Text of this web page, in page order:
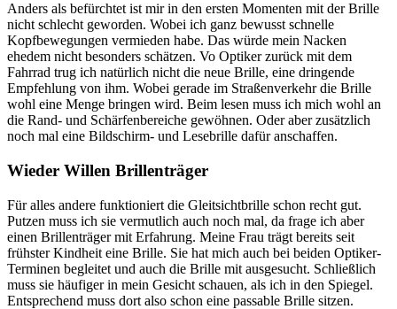
Anders als befürchtet ist mir in den ersten Momenten mit der Brille
nicht schlecht geworden. Wobei ich ganz bewusst schnelle
Kopfbewegungen vermieden habe. Das würde mein Nacken
ehedem nicht besonders schätzen. Vo Optiker zurück mit dem
Fahrrad trug ich natürlich nicht die neue Brille, eine dringende
Empfehlung von ihm. Wobei gerade im Straßenverkehr die Brille
wohl eine Menge bringen wird. Beim lesen muss ich mich wohl an
die Rand- und Schärfenbereiche gewöhnen. Oder aber zusätzlich
noch mal eine Bildschirm- und Lesebrille dafür anschaffen.
Wieder Willen Brillenträger
Für alles andere funktioniert die Gleitsichtbrille schon recht gut.
Putzen muss ich sie vermutlich auch noch mal, da frage ich aber
einen Brillenträger mit Erfahrung. Meine Frau trägt bereits seit
frühster Kindheit eine Brille. Sie hat mich auch bei beiden Optiker-
Terminen begleitet und auch die Brille mit ausgesucht. Schließlich
muss sie häufiger in mein Gesicht schauen, als ich in den Spiegel.
Entsprechend muss dort also schon eine passable Brille sitzen.